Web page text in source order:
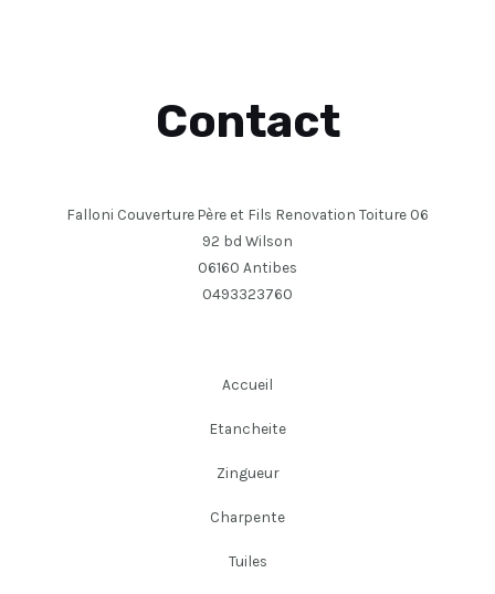
Contact
Falloni Couverture Père et Fils Renovation Toiture 06
92 bd Wilson
06160 Antibes
0493323760
Accueil
Etancheite
Zingueur
Charpente
Tuiles